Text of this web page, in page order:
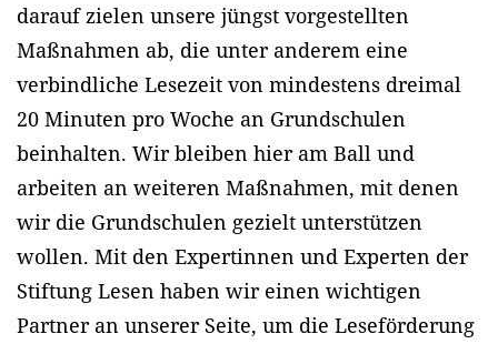
darauf zielen unsere jüngst vorgestellten
Maßnahmen ab, die unter anderem eine
verbindliche Lesezeit von mindestens dreimal
20 Minuten pro Woche an Grundschulen
beinhalten. Wir bleiben hier am Ball und
arbeiten an weiteren Maßnahmen, mit denen
wir die Grundschulen gezielt unterstützen
wollen. Mit den Expertinnen und Experten der
Stiftung Lesen haben wir einen wichtigen
Partner an unserer Seite, um die Leseförderung